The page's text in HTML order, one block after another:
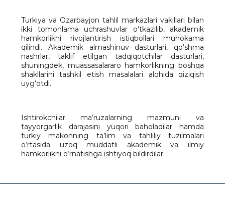
Turkiya va Ozarbayjon tahlil markazlari vakillari bilan
ikki tomonlama uchrashuvlar o‘tkazilib, akademik
hamkorlikni rivojlantirish istiqbollari muhokama
qilindi. Akademik almashinuv dasturlari, qo‘shma
nashrlar, taklif etilgan tadqiqotchilar dasturlari,
shuningdek, muassasalararo hamkorlikning boshqa
shakllarini tashkil etish masalalari alohida qiziqish
uyg‘otdi.
Ishtirokchilar ma’ruzalarning mazmuni va
tayyorgarlik darajasini yuqori baholadilar hamda
turkiy makonning ta’lim va tahliliy tuzilmalari
o‘rtasida uzoq muddatli akademik va ilmiy
hamkorlikni o‘rnatishga ishtiyoq bildirdilar.